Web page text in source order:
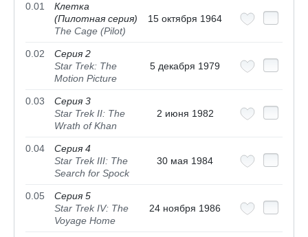
0.01
Клетка
(Пилотная серия)
The Cage (Pilot)
15 октября 1964
0.02
Серия 2
Star Trek: The
Motion Picture
5 декабря 1979
0.03
Серия 3
Star Trek II: The
Wrath of Khan
2 июня 1982
0.04
Серия 4
Star Trek III: The
Search for Spock
30 мая 1984
0.05
Серия 5
Star Trek IV: The
Voyage Home
24 ноября 1986